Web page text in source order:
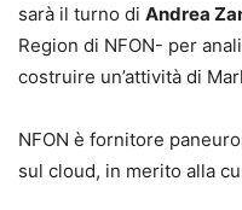
sarà il turno di Andrea
Region di NFON- per
costruire un’attività di
NFON è fornitore
sul cloud, in merito alla